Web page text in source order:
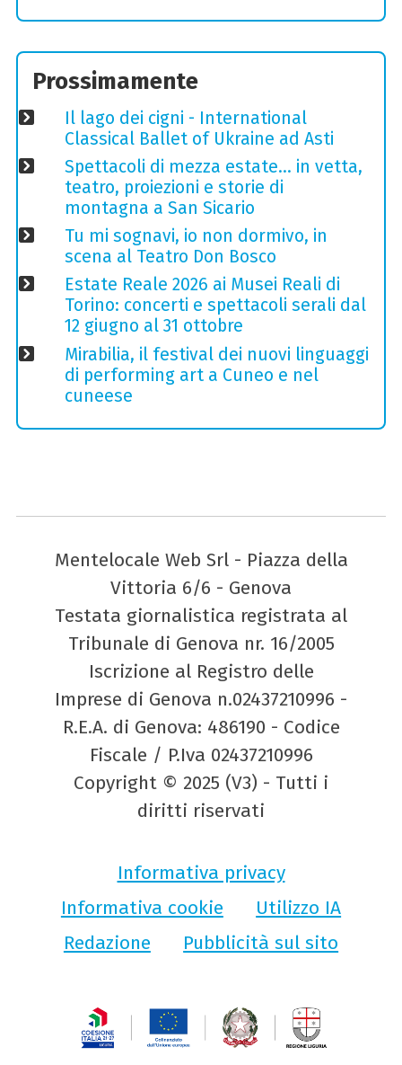
Prossimamente
Il lago dei cigni - International
Classical Ballet of Ukraine ad Asti
Spettacoli di mezza estate… in vetta,
teatro, proiezioni e storie di
montagna a San Sicario
Tu mi sognavi, io non dormivo, in
scena al Teatro Don Bosco
Estate Reale 2026 ai Musei Reali di
Torino: concerti e spettacoli serali dal
12 giugno al 31 ottobre
Mirabilia, il festival dei nuovi linguaggi
di performing art a Cuneo e nel
cuneese
Mentelocale Web Srl - Piazza della
Vittoria 6/6 - Genova
Testata giornalistica registrata al
Tribunale di Genova nr. 16/2005
Iscrizione al Registro delle
Imprese di Genova n.02437210996 -
R.E.A. di Genova: 486190 - Codice
Fiscale / P.Iva 02437210996
Copyright © 2025 (V3) - Tutti i
diritti riservati
Informativa privacy
Informativa cookie
Utilizzo IA
Redazione
Pubblicità sul sito